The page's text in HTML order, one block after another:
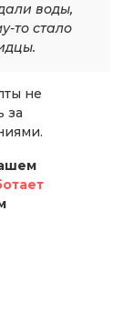
воды,
то стало
не
за